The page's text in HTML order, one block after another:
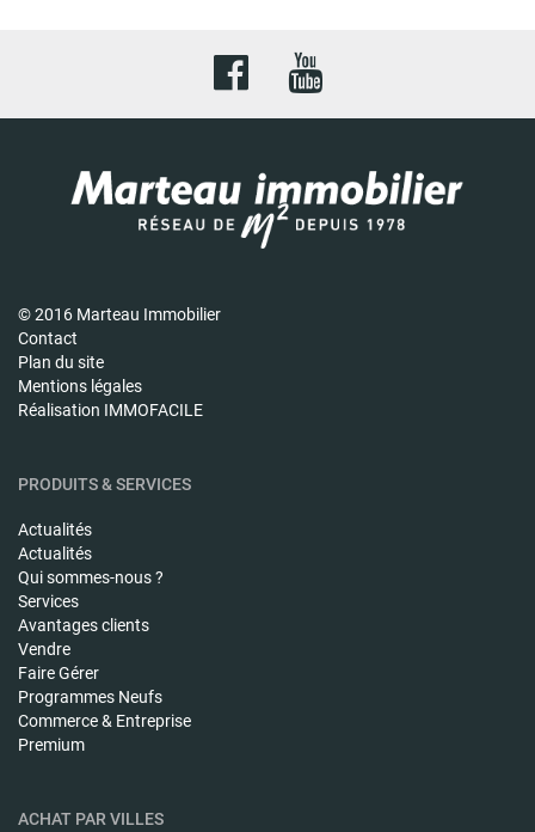
© 2016 Marteau Immobilier
Contact
Plan du site
Mentions légales
Réalisation IMMOFACILE
PRODUITS & SERVICES
Actualités
Actualités
Qui sommes-nous ?
Services
Avantages clients
Vendre
Faire Gérer
Programmes Neufs
Commerce & Entreprise
Premium
ACHAT PAR VILLES